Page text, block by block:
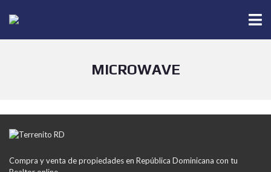
MICROWAVE
Compra y venta de propiedades en República Dominicana con tu